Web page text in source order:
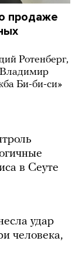
продаже
Ротенберг,
Владимир
Би-би-си»
в Сеуте
удар
человека,